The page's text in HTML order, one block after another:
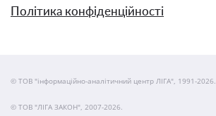
Політика конфіденційності
© ТОВ "інформаційно-аналітичний центр ЛІГА", 1991-2026.
© ТОВ "ЛІГА ЗАКОН", 2007-2026.